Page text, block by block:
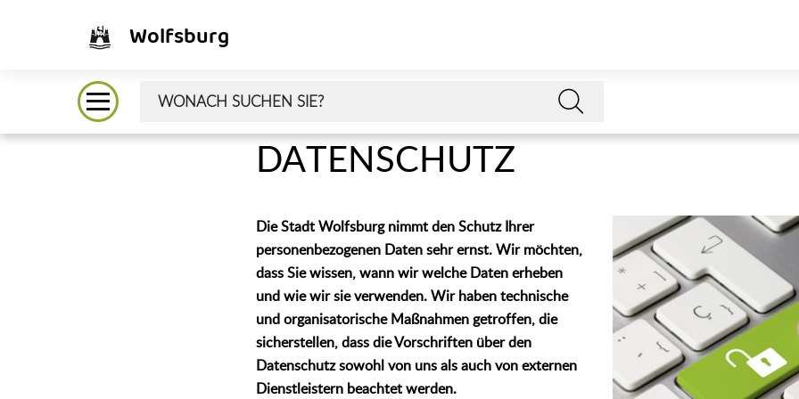
Wolfsburg
DATENSCHUTZ
Die Stadt Wolfsburg nimmt den Schutz Ihrer
personenbezogenen Daten sehr ernst. Wir möchten,
dass Sie wissen, wann wir welche Daten erheben
und wie wir sie verwenden. Wir haben technische
und organisatorische Maßnahmen getroffen, die
sicherstellen, dass die Vorschriften über den
Datenschutz sowohl von uns als auch von externen
Dienstleistern beachtet werden.